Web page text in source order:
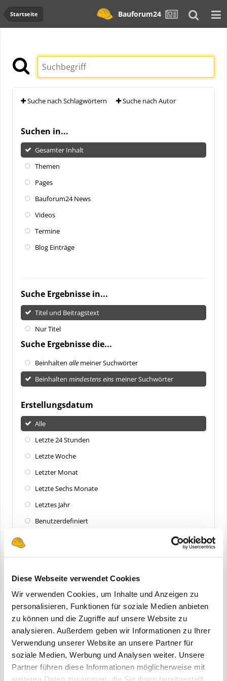
Diese Webseite verwendet Cookies
Wir verwenden Cookies, um Inhalte und Anzeigen zu
personalisieren, Funktionen für soziale Medien anbieten
zu können und die Zugriffe auf unsere Website zu
analysieren. Außerdem geben wir Informationen zu Ihrer
Verwendung unserer Website an unsere Partner für
soziale Medien, Werbung und Analysen weiter. Unsere
Partner führen diese Informationen möglicherweise mit
Startseite Bauforum24
Suche nach Schlagwörtern Suche nach Autor
Suchen in...
Gesamter Inhalt
Themen
Pages
Bauforum24 News
Videos
Termine
Blog Einträge
Suche Ergebnisse in...
Titel und Beitragstext
Nur Titel
Suche Ergebnisse die...
Beinhalten alle meiner Suchwörter
Beinhalten mindestens eins meiner Suchwörter
Erstellungsdatum
Alle
Letzte 24 Stunden
Letzte Woche
Letzter Monat
Letzte Sechs Monate
Letztes Jahr
Benutzerdefiniert
Zuletzt aktualisiert
Letzte 24 Stunden
Letzte Woche
Letzter Monat
Letzte Sechs Monate
Letztes Jahr
Benutzerdefiniert